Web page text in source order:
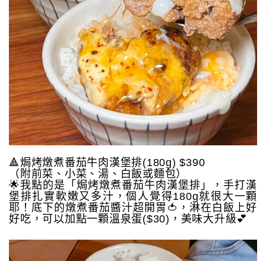
🔺焗烤燉煮番茄牛肉漢堡排(180g) $390
（附前菜、小菜、湯、白飯或麵包）
🌟我點的是「焗烤燉煮番茄牛肉漢堡排」，手打漢
堡排扎實軟嫩又多汁，個人覺得180g就很大一顆
耶！底下的燉煮番茄醬汁超開胃🍅，淋在白飯上好
好吃，可以加點一顆溫泉蛋($30)，美味大升級💕